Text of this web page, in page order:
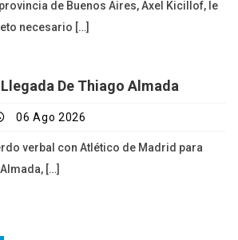
de Buenos Aires, Axel Kicillof, le
necesario […]
De Thiago Almada
06 Ago 2026
verbal con Atlético de Madrid para
[…]